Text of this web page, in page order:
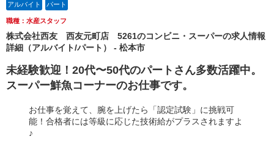
アルバイト パート
職種：水産スタッフ
株式会社西友 西友元町店 5261のコンビニ・スーパーの求人情報
詳細（アルバイト/パート） - 松本市
未経験歓迎！20代〜50代のパートさん多数活躍中。
スーパー鮮魚コーナーのお仕事です。
お仕事を覚えて、腕を上げたら「認定試験」に挑戦可
能！合格者には等級に応じた技術給がプラスされますよ
♪